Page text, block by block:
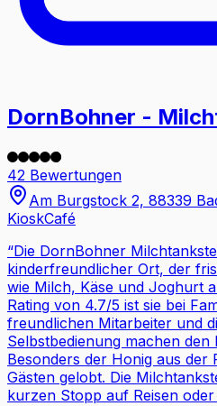
DornBohner -
42 Bewertungen
Am Burgstock 2, 88339
KioskCafé
“Die DornBohner
kinderfreundlicher Ort, der
wie Milch, Käse und Joghurt
Rating von 4.7/5 ist sie bei
freundlichen Mitarbeiter und
Selbstbedienung machen den
Besonders der Honig aus der
Gästen gelobt. Die
kurzen Stopp auf Reisen